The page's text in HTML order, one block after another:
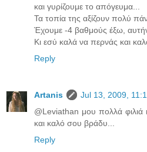
και γυρίζουμε το απόγευμα...
Τα τοπία της αξίζουν πολύ
Έχουμε -4 βαθμούς έξω,
Κι εσύ καλά να περνάς και
Reply
Artanis
Jul 13, 2009,
@Leviathan μου πολλά
και καλό σου βράδυ...
Reply